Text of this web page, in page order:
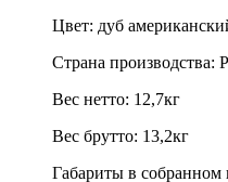
Цвет: дуб
Страна производства:
Вес нетто: 12,7кг
Вес брутто: 13,2кг
Габариты в